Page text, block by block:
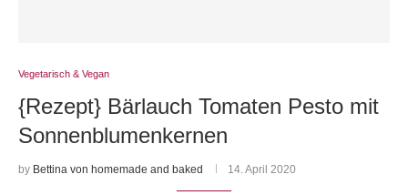
Vegetarisch & Vegan
{Rezept} Bärlauch Tomaten Pesto mit
Sonnenblumenkernen
by Bettina von homemade and baked 14. April 2020